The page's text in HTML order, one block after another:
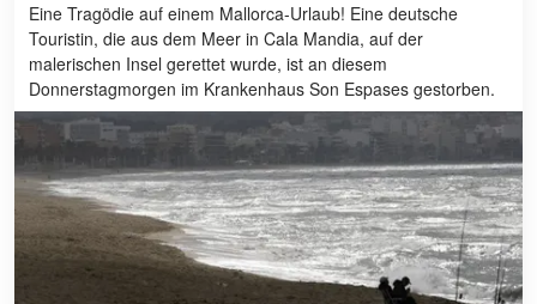
Eine Tragödie auf einem Mallorca-Urlaub! Eine deutsche
Touristin, die aus dem Meer in Cala Mandia, auf der
malerischen Insel gerettet wurde, ist an diesem
Donnerstagmorgen im Krankenhaus Son Espases gestorben.